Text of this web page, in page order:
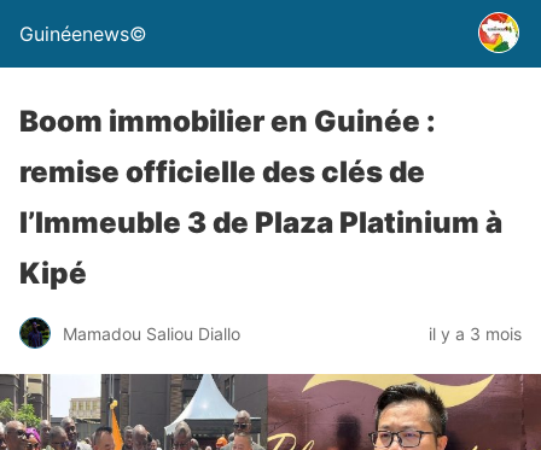
Guinéenews©
Boom immobilier en Guinée :
remise officielle des clés de
l’Immeuble 3 de Plaza Platinium à
Kipé
Mamadou Saliou Diallo il y a 3 mois